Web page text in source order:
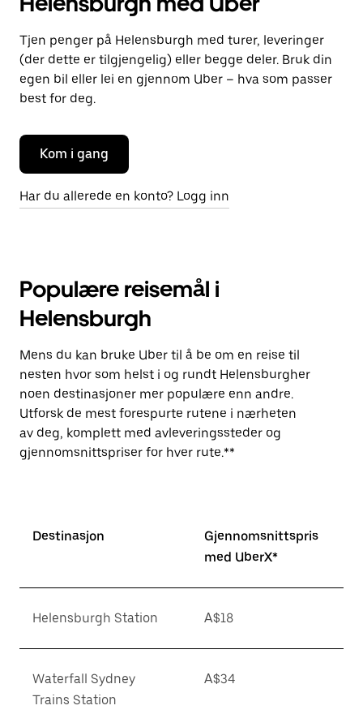
Tjen penger på Helensburgh med turer, leveringer
(der dette er tilgjengelig) eller begge deler. Bruk din
egen bil eller lei en gjennom Uber – hva som passer
best for deg.
Kom i gang
Har du allerede en konto? Logg inn
Populære reisemål i
Helensburgh
Mens du kan bruke Uber til å be om en reise til
nesten hvor som helst i og rundt Helensburgher
noen destinasjoner mer populære enn andre.
Utforsk de mest forespurte rutene i nærheten
av deg, komplett med avleveringssteder og
gjennomsnittspriser for hver rute.**
Destinasjon
Gjennomsnittspris
med UberX*
Helensburgh Station A$18
Waterfall Sydney
Trains Station
A$34